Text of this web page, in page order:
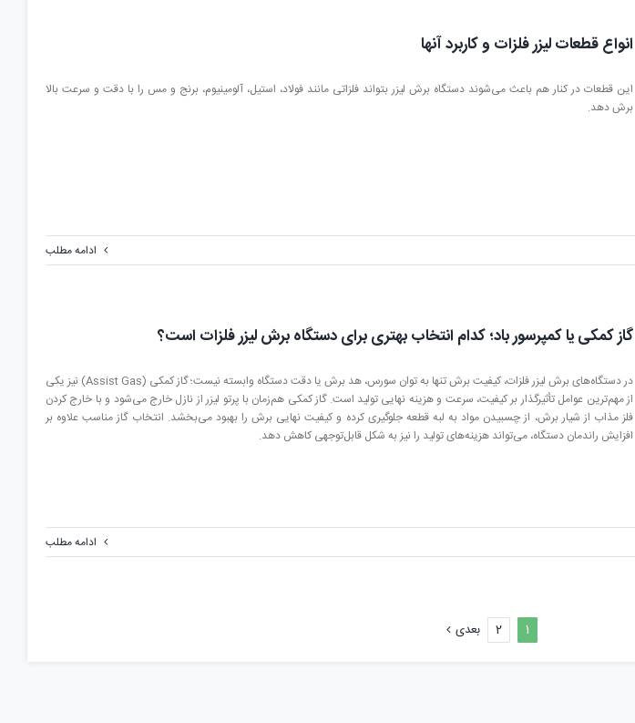
انواع قطعات لیزر فلزات و کاربرد آنها
این قطعات در کنار هم باعث می‌شوند دستگاه برش لیزر بتواند فلزاتی مانند فولاد، استیل، آلومینیوم، برنج و مس را با دقت و سرعت بالا
برش دهد.
ادامه مطلب
گاز کمکی یا کمپرسور باد؛ کدام انتخاب بهتری برای دستگاه برش لیزر فلزات است؟
در دستگاه‌های برش لیزر فلزات، کیفیت برش تنها به توان سورس، هد برش یا دقت دستگاه وابسته نیست؛ گاز کمکی (Assist Gas) نیز یکی
از مهم‌ترین عوامل تأثیرگذار بر کیفیت، سرعت و هزینه نهایی تولید است. گاز کمکی هم‌زمان با پرتو لیزر از نازل خارج می‌شود و با خارج کردن
فلز مذاب از شیار برش، از چسبیدن مواد به لبه قطعه جلوگیری کرده و کیفیت نهایی برش را بهبود می‌بخشد. انتخاب گاز مناسب علاوه بر
افزایش راندمان دستگاه، می‌تواند هزینه‌های تولید را نیز به شکل قابل‌توجهی کاهش دهد.
ادامه مطلب
1
2 بعدی